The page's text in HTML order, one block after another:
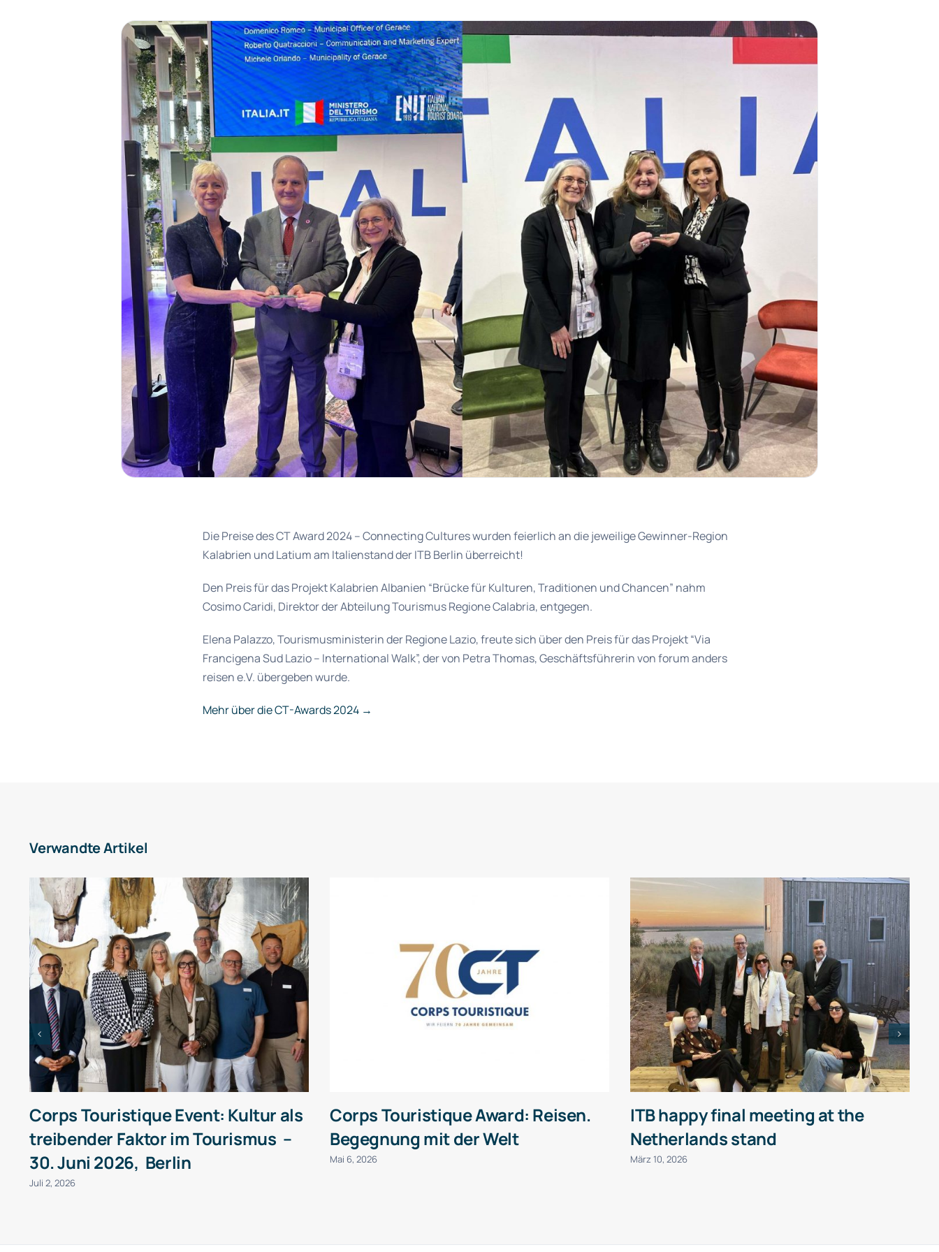
Die Preise des CT Award 2024 – Connecting Cultures wurden feierlich an die jeweilige Gewinner-Region
Kalabrien und Latium am Italienstand der ITB Berlin überreicht!
Den Preis für das Projekt Kalabrien Albanien “Brücke für Kulturen, Traditionen und Chancen” nahm
Cosimo Caridi, Direktor der Abteilung Tourismus Regione Calabria, entgegen.
Elena Palazzo, Tourismusministerin der Regione Lazio, freute sich über den Preis für das Projekt “Via
Francigena Sud Lazio – International Walk”, der von Petra Thomas, Geschäftsführerin von forum anders
reisen e.V. übergeben wurde.
Mehr über die CT-Awards 2024 →
Verwandte Artikel
Corps Touristique Event: Kultur als
treibender Faktor im Tourismus –
30. Juni 2026, Berlin
Juli 2, 2026
Corps Touristique Award: Reisen.
Begegnung mit der Welt
Mai 6, 2026
ITB happy final meeting at the
Netherlands stand
März 10, 2026